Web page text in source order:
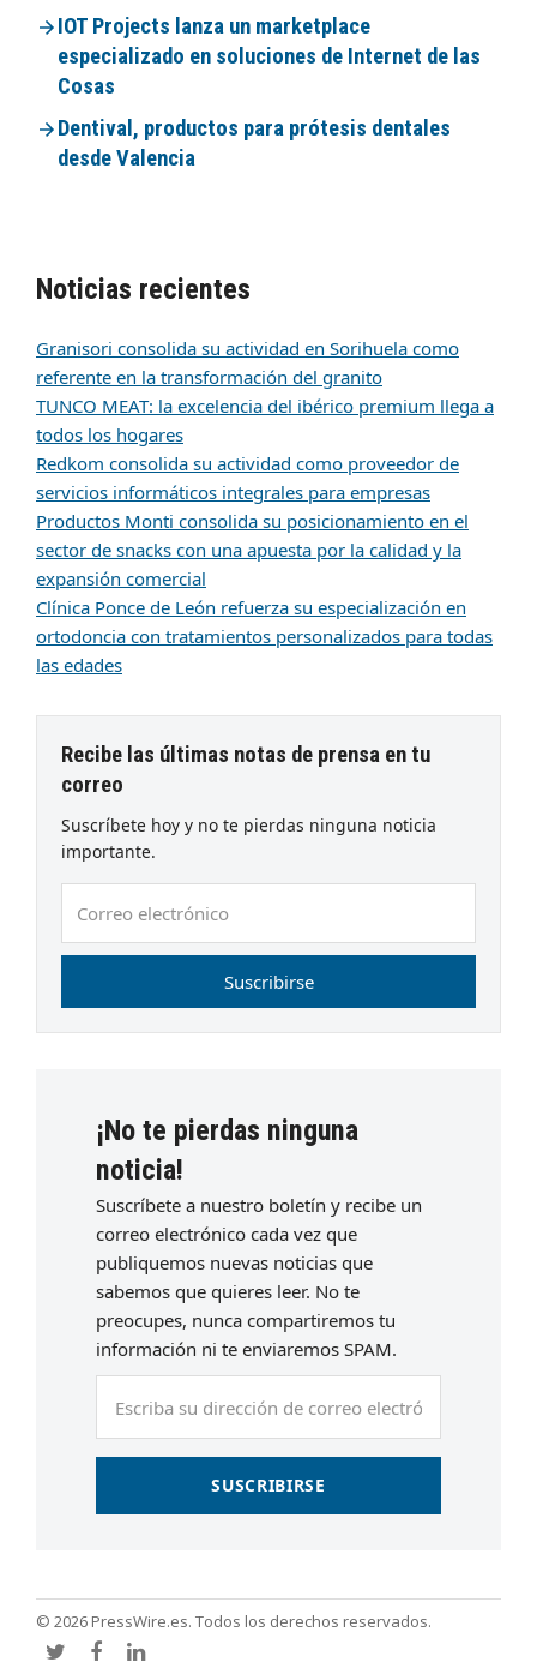
IOT Projects lanza un marketplace
especializado en soluciones de Internet de las
Cosas
Dentival, productos para prótesis dentales
desde Valencia
Noticias recientes
Granisori consolida su actividad en Sorihuela como
referente en la transformación del granito
TUNCO MEAT: la excelencia del ibérico premium llega a
todos los hogares
Redkom consolida su actividad como proveedor de
servicios informáticos integrales para empresas
Productos Monti consolida su posicionamiento en el
sector de snacks con una apuesta por la calidad y la
expansión comercial
Clínica Ponce de León refuerza su especialización en
ortodoncia con tratamientos personalizados para todas
las edades
Recibe las últimas notas de prensa en tu
correo
Suscríbete hoy y no te pierdas ninguna noticia
importante.
electrónico
Suscribirse
¡No te pierdas ninguna
noticia!
Suscríbete a nuestro boletín y recibe un
correo electrónico cada vez que
publiquemos nuevas noticias que
sabemos que quieres leer. No te
preocupes, nunca compartiremos tu
información ni te enviaremos SPAM.
SUSCRIBIRSE
© 2026 PressWire.es. Todos los derechos reservados.